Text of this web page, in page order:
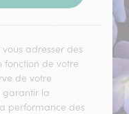
adresser des
fonction de votre
de votre
garantir la
performance des